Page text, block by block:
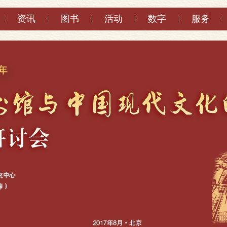
资讯 图书 活动 数字 服务